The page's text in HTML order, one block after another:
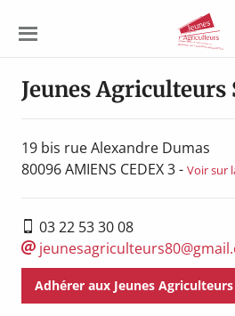
Agriculteurs
Jeunes Agriculteurs
19 bis rue Alexandre Dumas
80096AMIENS CEDEX 3- Voir sur
03 22 53 30 08
Adhérer aux Jeunes